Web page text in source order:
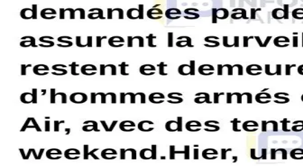
Comments
0